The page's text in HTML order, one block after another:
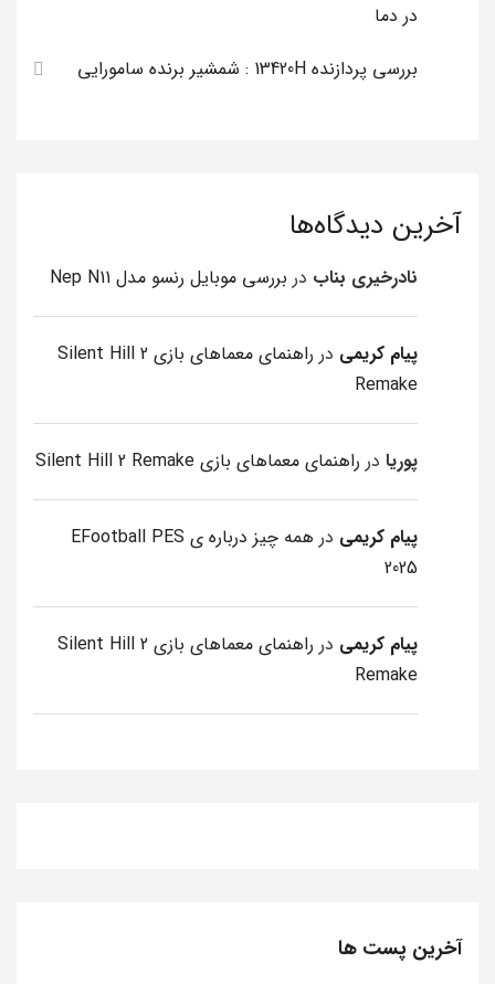
در دما
بررسی پردازنده 13420H : شمشیر برنده سامورایی
آخرین دیدگاه‌ها
نادرخیری بناب در بررسی موبایل رنسو مدل Nep N11
پیام کریمی در
راهنمای معماهای بازی Silent Hill 2
Remake
پوریا در راهنمای معماهای بازی Silent Hill 2 Remake
پیام کریمی در
همه چیز درباره ی EFootball PES
2025
پیام کریمی در
راهنمای معماهای بازی Silent Hill 2
Remake
آخرین پست ها